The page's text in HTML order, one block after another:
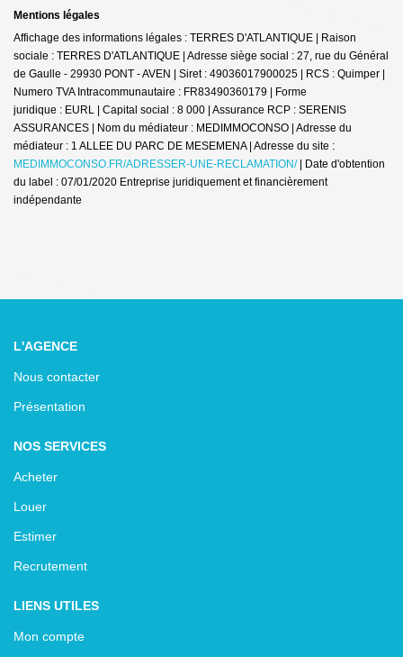
Mentions légales
Affichage des informations légales : TERRES D'ATLANTIQUE | Raison
sociale : TERRES D'ATLANTIQUE | Adresse siège social : 27, rue du Général
de Gaulle - 29930 PONT - AVEN | Siret : 49036017900025 | RCS : Quimper |
Numero TVA Intracommunautaire : FR83490360179 | Forme
juridique : EURL | Capital social : 8 000 | Assurance RCP : SERENIS
ASSURANCES | Nom du médiateur : MEDIMMOCONSO | Adresse du
médiateur : 1 ALLEE DU PARC DE MESEMENA | Adresse du site :
MEDIMMOCONSO.FR/ADRESSER-UNE-RECLAMATION/| Date d'obtention
du label : 07/01/2020 Entreprise juridiquement et financièrement
indépendante
L'AGENCE
Nous contacter
Présentation
NOS SERVICES
Acheter
Louer
Estimer
Recrutement
LIENS UTILES
Mon compte